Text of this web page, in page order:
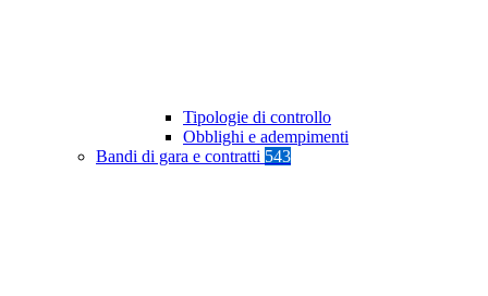
Tipologie di controllo
Obblighi e adempimenti
Bandi di gara e contratti 543